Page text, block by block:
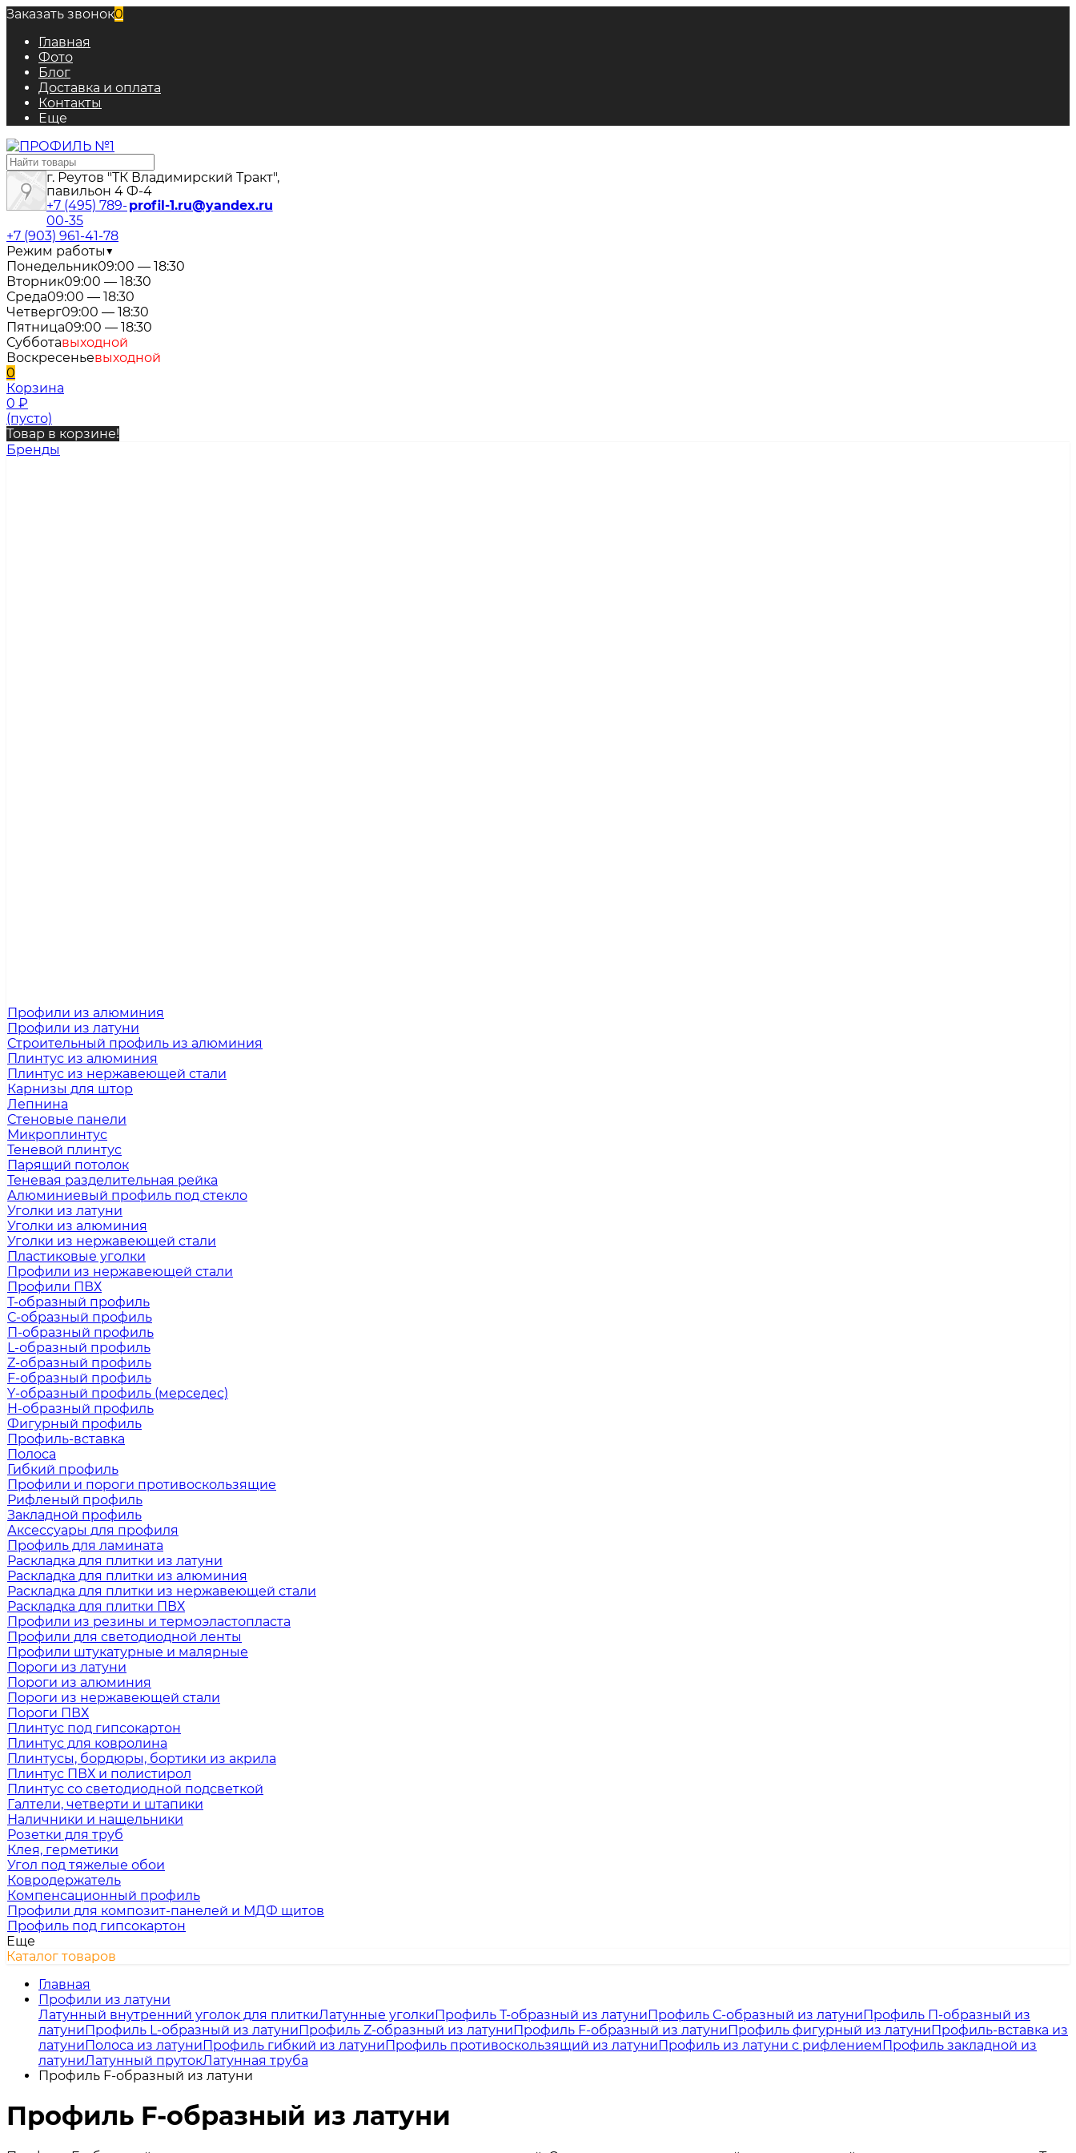
Заказать звонок0
Главная
Фото
Блог
Доставка и оплата
Контакты
Еще
г. Реутов "ТК Владимирский Тракт",
павильон 4 Ф-4
profil-1.ru@yandex.ru
+7 (495) 789-
00-35
+7 (903) 961-41-78
Режим работы▼
Понедельник09:00 — 18:30
Вторник09:00 — 18:30
Среда09:00 — 18:30
Четверг09:00 — 18:30
Пятница09:00 — 18:30
Субботавыходной
Воскресеньевыходной
0
Корзина
0 ₽
(пусто)
Товар в корзине!
Бренды
Профили из алюминия
Профили из латуни
Строительный профиль из алюминия
Плинтус из алюминия
Плинтус из нержавеющей стали
Карнизы для штор
Лепнина
Стеновые панели
Микроплинтус
Теневой плинтус
Парящий потолок
Теневая разделительная рейка
Алюминиевый профиль под стекло
Уголки из латуни
Уголки из алюминия
Уголки из нержавеющей стали
Пластиковые уголки
Профили из нержавеющей стали
Профили ПВХ
Т-образный профиль
С-образный профиль
П-образный профиль
L-образный профиль
Z-образный профиль
F-образный профиль
Y-образный профиль (мерседес)
H-образный профиль
Фигурный профиль
Профиль-вставка
Полоса
Гибкий профиль
Профили и пороги противоскользящие
Рифленый профиль
Закладной профиль
Аксессуары для профиля
Профиль для ламината
Раскладка для плитки из латуни
Раскладка для плитки из алюминия
Раскладка для плитки из нержавеющей стали
Раскладка для плитки ПВХ
Профили из резины и термоэластопласта
Профили для светодиодной ленты
Профили штукатурные и малярные
Пороги из латуни
Пороги из алюминия
Пороги из нержавеющей стали
Пороги ПВХ
Плинтус под гипсокартон
Плинтус для ковролина
Плинтусы, бордюры, бортики из акрила
Плинтус ПВХ и полистирол
Плинтус со светодиодной подсветкой
Галтели, четверти и штапики
Наличники и нащельники
Розетки для труб
Клея, герметики
Угол под тяжелые обои
Ковродержатель
Компенсационный профиль
Профили для композит-панелей и МДФ щитов
Профиль под гипсокартон
Еще
Каталог товаров
Главная
Профили из латуни
Латунный внутренний уголок для плиткиЛатунные уголкиПрофиль Т-образный из латуниПрофиль С-образный из латуниПрофиль П-образный из
латуниПрофиль L-образный из латуниПрофиль Z-образный из латуниПрофиль F-образный из латуниПрофиль фигурный из латуниПрофиль-вставка из
латуниПолоса из латуниПрофиль гибкий из латуниПрофиль противоскользящий из латуниПрофиль из латуни с рифлениемПрофиль закладной из
латуниЛатунный прутокЛатунная труба
Профиль F-образный из латуни
Профиль F-образный из латуни